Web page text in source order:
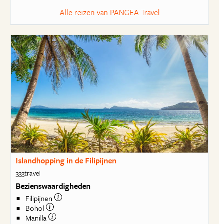
Alle reizen van PANGEA Travel
Islandhopping in de Filipijnen
333travel
Bezienswaardigheden
Filipijnen
Bohol
Manilla